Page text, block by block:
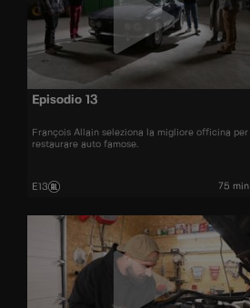
Episodio 13
François Allain seleziona la migliore officina per
restaurare auto famose.
E13 75 min